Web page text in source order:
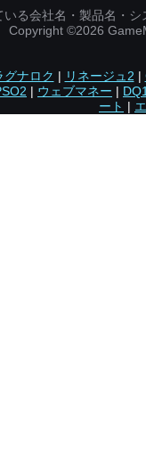
る会社名・製品名・
Copyright ©2026
グナロク | リネージュ2 |
| ウェブマネー |
ート |